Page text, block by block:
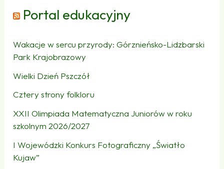
Portal edukacyjny
Wakacje w sercu przyrody: Górznieńsko-Lidzbarski
Park Krajobrazowy
Wielki Dzień Pszczół
Cztery strony folkloru
XXII Olimpiada Matematyczna Juniorów w roku
szkolnym 2026/2027
I Wojewódzki Konkurs Fotograficzny „Światło
Kujaw”